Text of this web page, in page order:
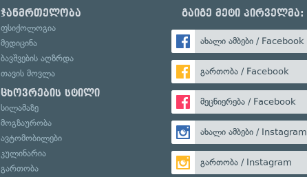
ჯანმრთელობა
ფსიქოლოგია
მედიცინა
ბავშვების აღზრდა
თავის მოვლა
ცხოვრების სტილი
სილამაზე
მოგზაურობა
ავტომობილები
კულინარია
გართობა
გაიგე მეტი პირველმა:
ახალი ამბები / Facebook
გართობა / Facebook
მეცნიერება / Facebook
ახალი ამბები / Instagram
გართობა / Instagram